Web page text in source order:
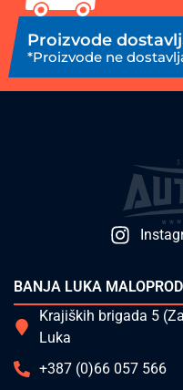
Proizvode
*Proizvode ne
BANJA LUKA
Krajiških brigada 5
Luka
+387 (0)66 057 566